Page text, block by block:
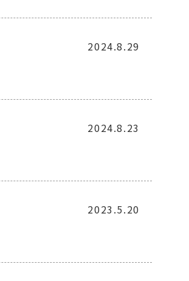
2024.8.29
2024.8.23
2023.5.20